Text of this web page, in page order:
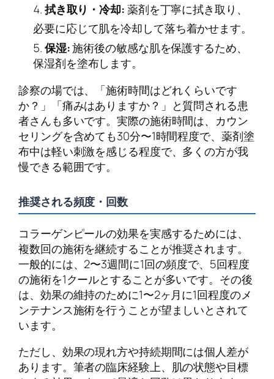
拭き取り・冷却:薬剤を丁寧に拭き取り、
必要に応じて肌を冷却して落ち着かせます。
保湿:施術後の敏感な肌を保護するため、
保湿剤を塗布します。
診察の場では、「施術時間はどれくらいです
か？」「痛みはありますか？」と質問される患
者さんも多いです。実際の施術時間は、カウン
セリングを含めても30分〜1時間程度で、薬剤塗
布中は軽い刺激を感じる程度で、多くの方が我
慢できる範囲です。
推奨される頻度・回数
コラーゲンピールの効果を実感するためには、
複数回の施術を継続することが推奨されます。
一般的には、2〜3週間に1回の頻度で、5回程度
の施術を1クールとすることが多いです。その後
は、効果の維持のために1〜2ヶ月に1回程度のメ
ンテナンス施術を行うことが望ましいとされて
います。
ただし、効果の現れ方や持続期間には個人差が
あります。筆者の臨床経験上、肌の状態や目標